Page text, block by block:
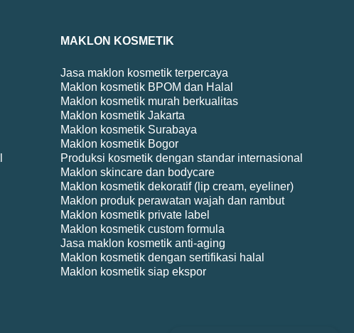
MAKLON KOSMETIK
Jasa maklon kosmetik terpercaya
Maklon kosmetik BPOM dan Halal
Maklon kosmetik murah berkualitas
Maklon kosmetik Jakarta
Maklon kosmetik Surabaya
Maklon kosmetik Bogor
Produksi kosmetik dengan standar internasional
Maklon skincare dan bodycare
Maklon kosmetik dekoratif (lip cream, eyeliner)
Maklon produk perawatan wajah dan rambut
Maklon kosmetik private label
Maklon kosmetik custom formula
Jasa maklon kosmetik anti-aging
Maklon kosmetik dengan sertifikasi halal
Maklon kosmetik siap ekspor